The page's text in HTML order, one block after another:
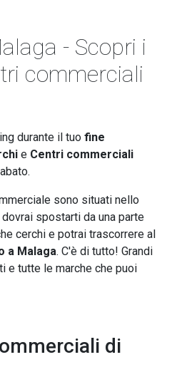
- Scopri i
commerciali
durante il tuo fine
e Centri commerciali
sono situati nello
spostarti da una parte
cerchi e potrai trascorrere al
a Malaga. C'è di tutto! Grandi
e tutte le marche che puoi
di